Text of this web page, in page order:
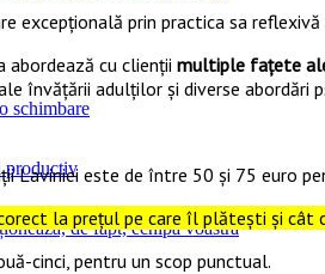
schimbare
productiv
de fapt, echipa voastră
excepțională prin practica sa
abordează cu clienții multiple fațete
învățării adulților și diverse abordări
Laviniei este de între 50 și 75 euro
la prețul pe care îl plătești și cât
cinci, pentru un scop punctual.